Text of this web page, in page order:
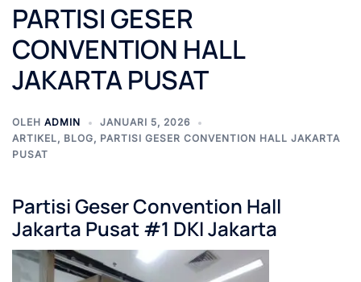
PARTISI GESER
CONVENTION HALL
JAKARTA PUSAT
OLEH ADMIN
JANUARI 5, 2026
ARTIKEL, BLOG, PARTISI GESER CONVENTION HALL JAKARTA
PUSAT
Partisi Geser Convention Hall
Jakarta Pusat #1 DKI Jakarta